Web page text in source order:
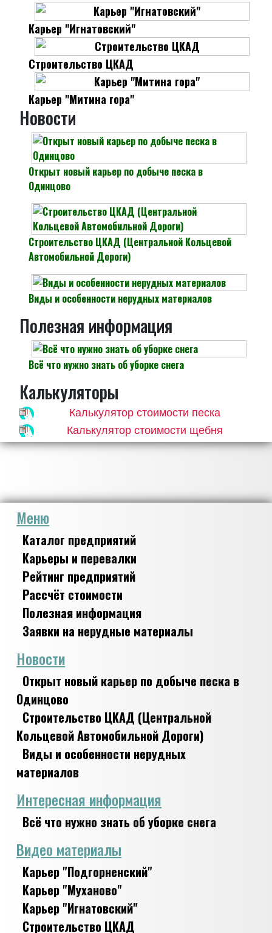
Карьер "Игнатовский"
Строительство ЦКАД
Карьер "Митина гора"
Новости
Открыт новый карьер по добыче песка в
Одинцово
Строительство ЦКАД (Центральной Кольцевой
Автомобильной Дороги)
Виды и особенности нерудных материалов
Полезная информация
Всё что нужно знать об уборке снега
Калькуляторы
Калькулятор стоимости песка
Калькулятор стоимости щебня
Меню
Каталог предприятий
Карьеры и перевалки
Рейтинг предприятий
Рассчёт стоимости
Полезная информация
Заявки на нерудные материалы
Новости
Открыт новый карьер по добыче песка в
Одинцово
Строительство ЦКАД (Центральной
Кольцевой Автомобильной Дороги)
Виды и особенности нерудных
материалов
Интересная информация
Всё что нужно знать об уборке снега
Видео материалы
Карьер "Подгорненский"
Карьер "Муханово"
Карьер "Игнатовский"
Строительство ЦКАД